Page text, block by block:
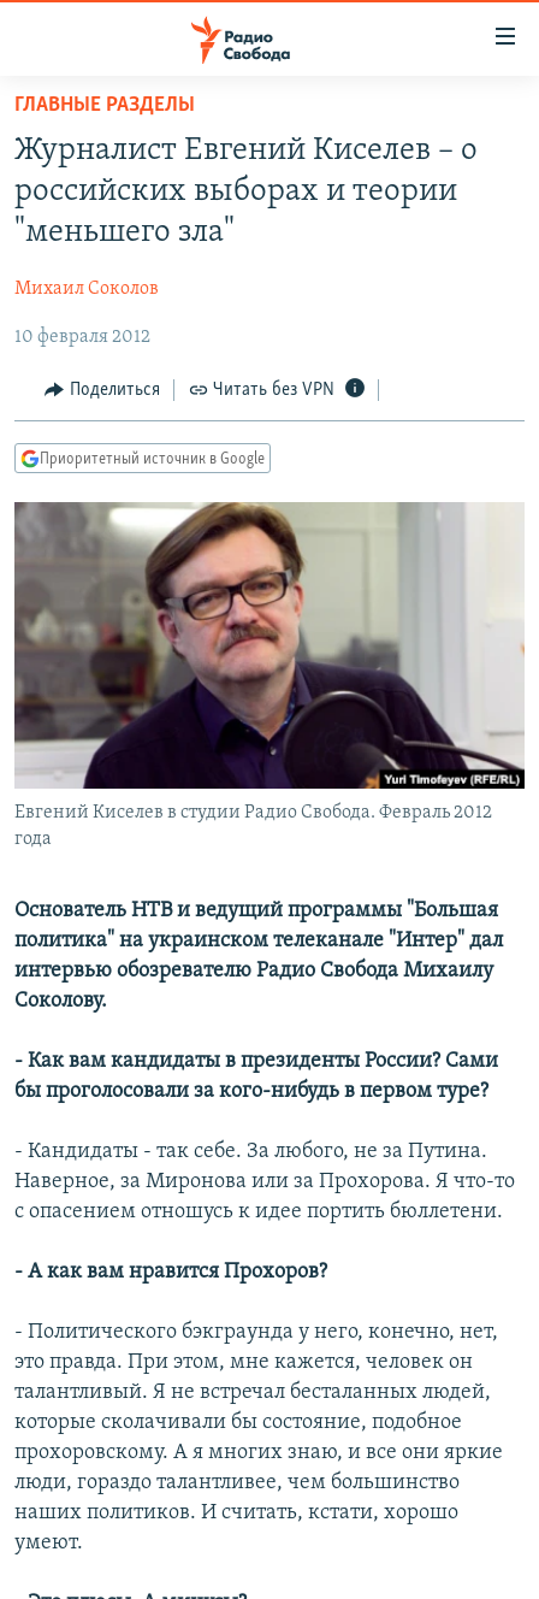
упрощенного
доступа
основному
Вернутся
навигации
Вернутся
поиску
ПОДКАСТЫ
АВТОРСКИЕ ПРОЕКТЫ
МНЕНИЯ
КУЛЬТУРА
IDEL.РЕАЛИИ
СЕВЕР.РЕАЛИИ
СИБИРЬ.РЕАЛИИ
РАСПИСАНИЕ ВЕЩАНИЯ
ПОДПИШИТЕСЬ НА РАССЫЛКУ
СОЦИАЛЬНЫЕ СЕТИ
Все сайты РСЕ/РС
ГЛАВНЫЕ РАЗДЕЛЫ
Журналист Евгений Киселев – о
российских выборах и теории
"меньшего зла"
Михаил Соколов
10 февраля 2012
Поделиться Читать без VPN
Приоритетный источник в Google
Евгений Киселев в студии Радио Свобода. Февраль 2012
года
Основатель НТВ и ведущий программы "Большая
политика" на украинском телеканале "Интер" дал
интервью обозревателю Радио Свобода Михаилу
Соколову.
- Как вам кандидаты в президенты России? Сами
бы проголосовали за кого-нибудь в первом туре?
- Кандидаты - так себе. За любого, не за Путина.
Наверное, за Миронова или за Прохорова. Я что-то
с опасением отношусь к идее портить бюллетени.
- А как вам нравится Прохоров?
- Политического бэкграунда у него, конечно, нет,
это правда. При этом, мне кажется, человек он
талантливый. Я не встречал бесталанных людей,
которые сколачивали бы состояние, подобное
прохоровскому. А я многих знаю, и все они яркие
люди, гораздо талантливее, чем большинство
наших политиков. И считать, кстати, хорошо
умеют.